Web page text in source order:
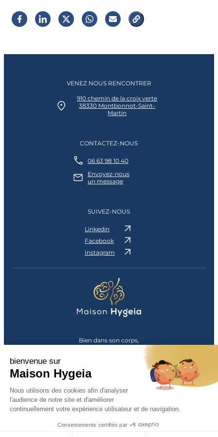
VENEZ NOUS RENCONTRER
910 chemin de la croix verte
38330 Montbonnot-Saint-
Martin
CONTACTEZ-NOUS
06 63 98 10 40
Envoyez-nous
un message
SUIVEZ-NOUS
Linkedin
Facebook
Instagram
Bien dans son corps,
Maison Hygeia est
labellisée Maison
Sport-Santé
Le saviez-vous ?
bienvenue sur
Maison Hygeia
Nous utilisons des cookies afin d'analyser
l'audience de notre site et d'améliorer
continuellement votre expérience utilisateur et de navigation.
Consentements certifiés par